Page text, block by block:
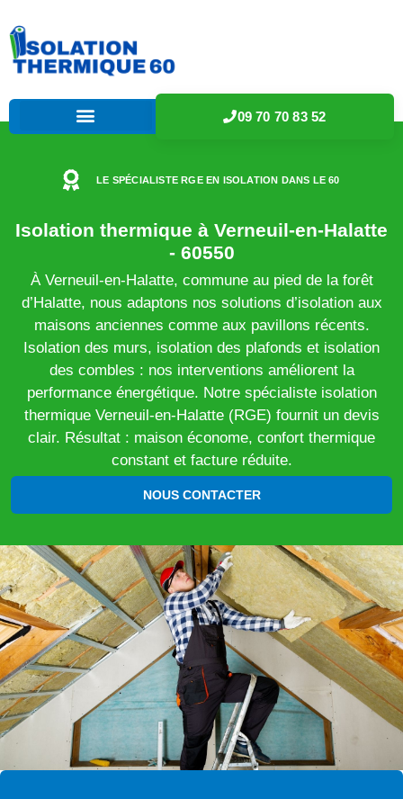
09 70 70 83 52
LE SPÉCIALISTE RGE EN ISOLATION DANS LE 60
Isolation thermique à Verneuil-en-Halatte
- 60550
À Verneuil-en-Halatte, commune au pied de la forêt
d’Halatte, nous adaptons nos solutions d’isolation aux
maisons anciennes comme aux pavillons récents.
Isolation des murs, isolation des plafonds et isolation
des combles : nos interventions améliorent la
performance énergétique. Notre spécialiste isolation
thermique Verneuil-en-Halatte (RGE) fournit un devis
clair. Résultat : maison économe, confort thermique
constant et facture réduite.
NOUS CONTACTER